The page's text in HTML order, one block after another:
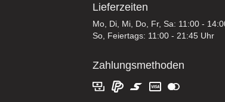
Lieferzeiten
Mo, Di, Mi, Do, Fr, Sa: 11:00 -
So, Feiertags: 11:00 - 21:45 Uhr
Zahlungsmethoden